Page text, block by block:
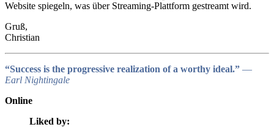
Website spiegeln, was über Streaming-Plattform gestreamt wird.
Gruß,
Christian
“Success is the progressive realization of a worthy ideal.” ―
Earl Nightingale
Online
Liked by: